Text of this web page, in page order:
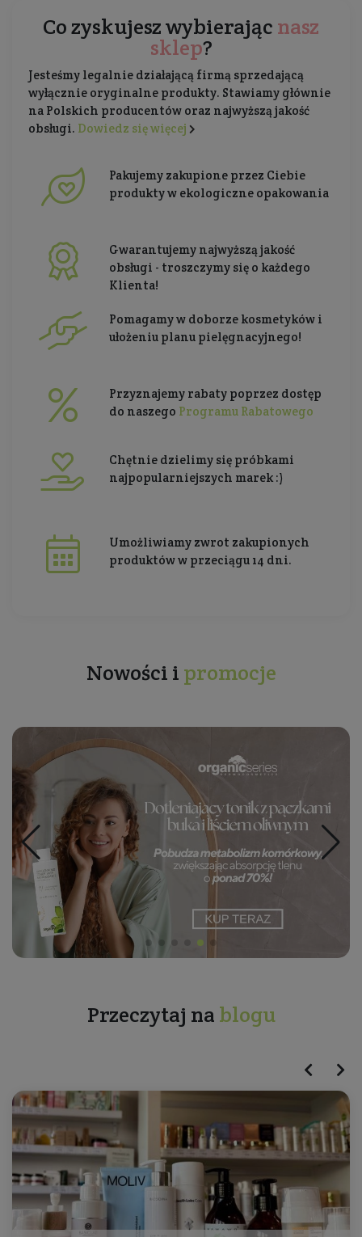
Co zyskujesz wybierając nasz
sklep?
Jesteśmy legalnie działającą firmą sprzedającą
wyłącznie oryginalne produkty. Stawiamy głównie
na Polskich producentów oraz najwyższą jakość
obsługi. Dowiedz się więcej
Pakujemy zakupione przez Ciebie
produkty w ekologiczne opakowania
Gwarantujemy najwyższą jakość
obsługi - troszczymy się o każdego
Klienta!
Pomagamy w doborze kosmetyków i
ułożeniu planu pielęgnacyjnego!
Przyznajemy rabaty poprzez dostęp
do naszego Programu Rabatowego
Chętnie dzielimy się próbkami
najpopularniejszych marek :)
Umożliwiamy zwrot zakupionych
produktów w przeciągu 14 dni.
Nowości i promocje
Przeczytaj na blogu